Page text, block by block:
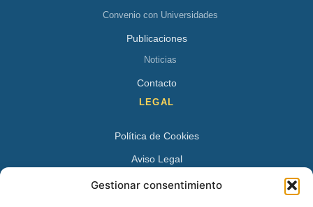
Gestionar consentimiento
Convenio con Universidades
Publicaciones
Noticias
Contacto
LEGAL
Política de Cookies
Aviso Legal
Política de Privacidad